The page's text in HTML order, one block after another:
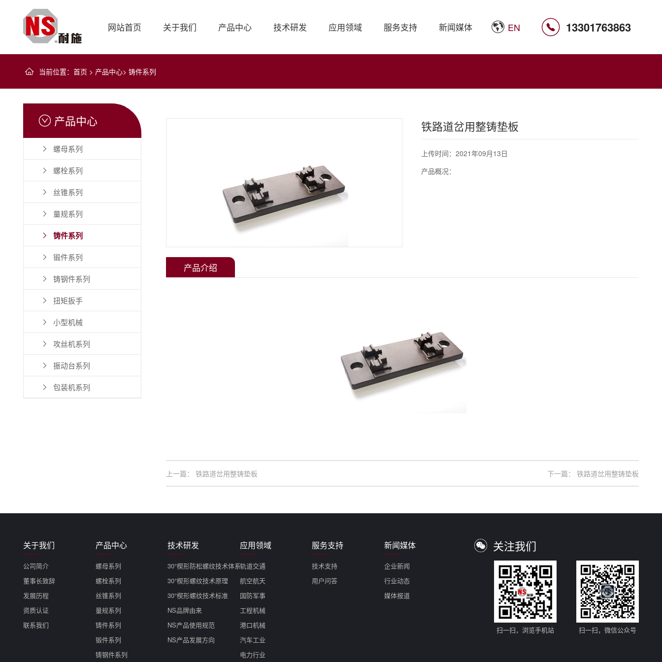
网站首页 关于我们 产品中心 技术研发 应用领域 服务支持 新闻媒体  13301763863
EN
当前位置： 首页 > 产品中心> 铸件系列
 产品中心
 螺母系列
 螺栓系列
 丝锥系列
 量规系列
 铸件系列
 锻件系列
 铸钢件系列
 扭矩扳手
 小型机械
 攻丝机系列
 振动台系列
 包装机系列
铁路道岔用整铸垫板
上传时间：2021年09月13日
产品概况：
产品介绍
上一篇： 铁路道岔用整铸垫板 下一篇： 铁路道岔用整铸垫板
关于我们
公司简介
董事长致辞
发展历程
资质认证
联系我们
产品中心
螺母系列
螺栓系列
丝锥系列
量规系列
铸件系列
锻件系列
铸钢件系列
技术研发
30°楔形防松螺纹技术体系
30°楔形螺纹技术原理
30°楔形螺纹技术标准
NS品牌由来
NS产品使用规范
NS产品发展方向
应用领域
轨道交通
航空航天
国防军事
工程机械
港口机械
汽车工业
电力行业
服务支持
技术支持
用户问答
新闻媒体
企业新闻
行业动态
媒体报道
关注我们
扫一扫，浏览手机站 扫一扫，微信公众号